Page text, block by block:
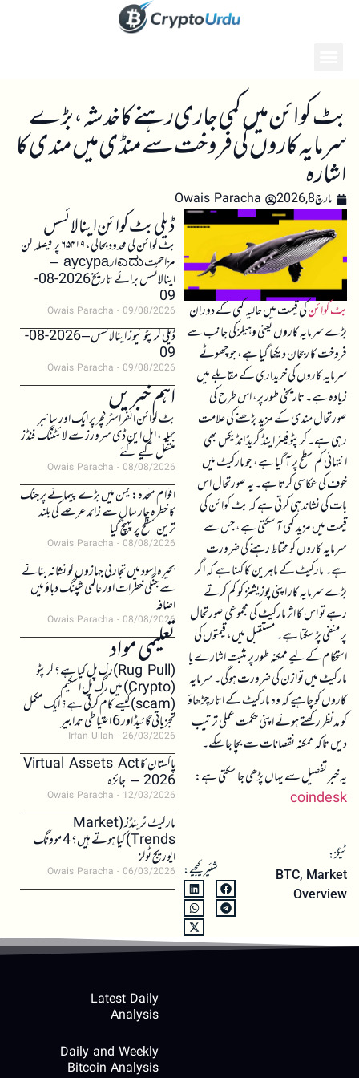
بٹ کوائن میں کمی جاری رہنے کا خدشہ، بڑے
سرمایہ کاروں کی فروخت سے منڈی میں مندی کا
اشارہ
مارچ 8, 2026 Owais Paracha
بٹ کوائنکی قیمت میں حالیہ کمی کے دوران
بڑے سرمایہ کاروں یعنی وہیلز کی جانب سے
فروخت کا رجحان دیکھا گیا ہے، جو چھوٹے
سرمایہ کاروں کی خریداری کے مقابلے میں
زیادہ ہے۔ تاریخی طور پر، اس طرح کی
صورتحال مندی کے مزید بڑھنے کی علامت
رہی ہے۔ کرپٹو فیئر اینڈ گریڈ انڈیکس بھی
انتہائی کم سطح پر آ گیا ہے، جو مارکیٹ میں
خوف کی عکاسی کرتا ہے۔ یہ صورتحال اس
بات کی نشاندہی کرتی ہے کہ بٹ کوائن کی
قیمت میں مزید کمی آ سکتی ہے، جس سے
سرمایہ کاروں کو محتاط رہنے کی ضرورت
ہے۔ مارکیٹ کے ماہرین کا کہنا ہے کہ اگر
بڑے سرمایہ کار اپنی پوزیشنز کو کم کرتے
رہے تو اس کا اثر مارکیٹ کی مجموعی صورتحال
پر منفی پڑ سکتا ہے۔ مستقبل میں، قیمتوں کی
استحکام کے لیے ممکنہ طور پر مثبت اشارے یا
مارکیٹ میں توازن کی ضرورت ہوگی۔ سرمایہ
کاروں کو چاہیے کہ وہ مارکیٹ کے اتار چڑھاؤ
کو مدنظر رکھتے ہوئے اپنی حکمت عملی ترتیب
دیں تاکہ ممکنہ نقصانات سے بچا جا سکے۔
یہ خبر تفصیل سے یہاں پڑھی جا سکتی ہے:
coindesk
ٹیگز:
BTC, Market
Overview
شئیر کیجیے:
ڈیلی بٹ کوائن اینالائسس
بٹ کوائن کی محدود بحالی، ۶۵۴۱۹ پر فیصلہ کن
مزاحمت ಎದುار аусура –
اینالائسس برائے تاریخ 2026-08-
09
Owais Paracha 09/08/2026
ڈیلی کرپٹو نیوز اینالائسس – 2026-08-
09
Owais Paracha 09/08/2026
اہم خبریں
بٹ کوائن انفراسٹرکچر پر ایک اور سائبر
حملہ، ایل این ڈی سرورز سے لائٹننگ فنڈز
منتقل کیے گئے
Owais Paracha 08/08/2026
اقوام متحدہ: یمن میں بڑے پیمانے پر جنگ
کا خطرہ چار سال سے زائد عرصے کی بلند
ترین سطح پر پہنچ گیا
Owais Paracha 08/08/2026
بحیرہ اسود میں تجارتی جہازوں کو نشانہ بنانے
سے جنگی خطرات اور عالمی شپنگ دباؤ میں
اضافہ
Owais Paracha 08/08/2026
تعلیمی مواد(Rug Pull)رگ پل کیا ہے؟ کرپٹو
(Crypto) میں رگ پل اسکیم
(scam)کیسے کام کرتی ہے؟ ایک مکمل
تجزیاتی گائیڈ اور 6 احتیاطی تدابیر
Irfan Ullah 26/03/2026
پاکستان کا Virtual Assets Act
2026 – جائزہ
Owais Paracha 12/03/2026
مارکیٹ ٹرینڈز (Market
Trends) کیا ہوتے ہیں؟ 4 موونگ
ایوریج ٹولز
Owais Paracha 06/03/2026
Latest Daily
Analysis
Daily and Weekly
Bitcoin Analysis